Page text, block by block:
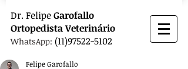
Dr. FelipeGarofallo
OrtopedistaVeterinário
WhatsApp: (11)97522-5102
Felipe Garofallo